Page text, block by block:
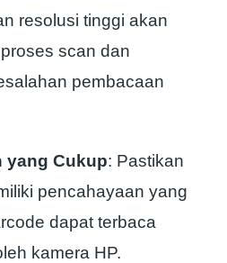
resolusi tinggi akan
scan dan
pembacaan
yang Cukup: Pastikan
pencahayaan yang
dapat terbaca
kamera HP.